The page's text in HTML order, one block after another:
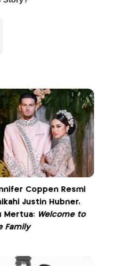
Coppen Resmi
Justin Hubner,
Mertua:
Welcome to
Family